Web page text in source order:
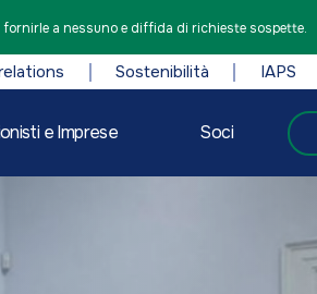
a nessuno e diffida di richieste sospette.
Sostenibilità IAPS
e Imprese Soci